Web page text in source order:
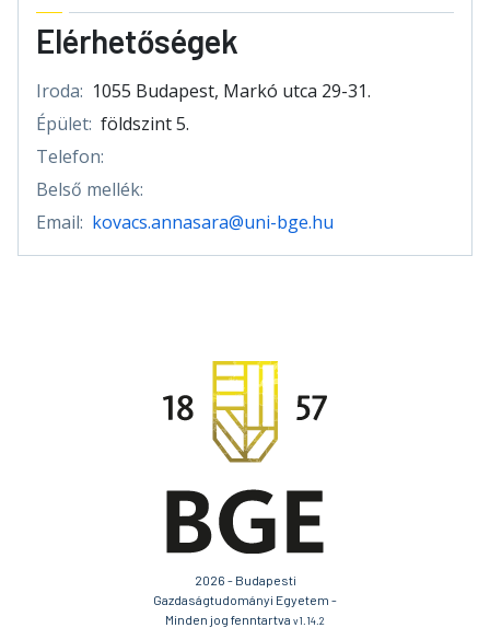
Elérhetőségek
Iroda: 1055 Budapest, Markó utca 29-31.
Épület: földszint 5.
Telefon:
Belső mellék:
Email: kovacs.annasara@uni-bge.hu
2026 - Budapesti
Gazdaságtudományi Egyetem -
Minden jog fenntartva v1.14.2